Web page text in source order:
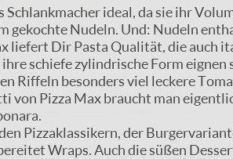
ideal, da sie ihr
gekochte Nudeln. Und: Nudeln
liefert Dir Pasta Qualität, die auch
schiefe zylindrische Form
Riffeln besonders viel leckere
von Pizza Max braucht man
Pizzaklassikern, der
Wraps. Auch die süßen